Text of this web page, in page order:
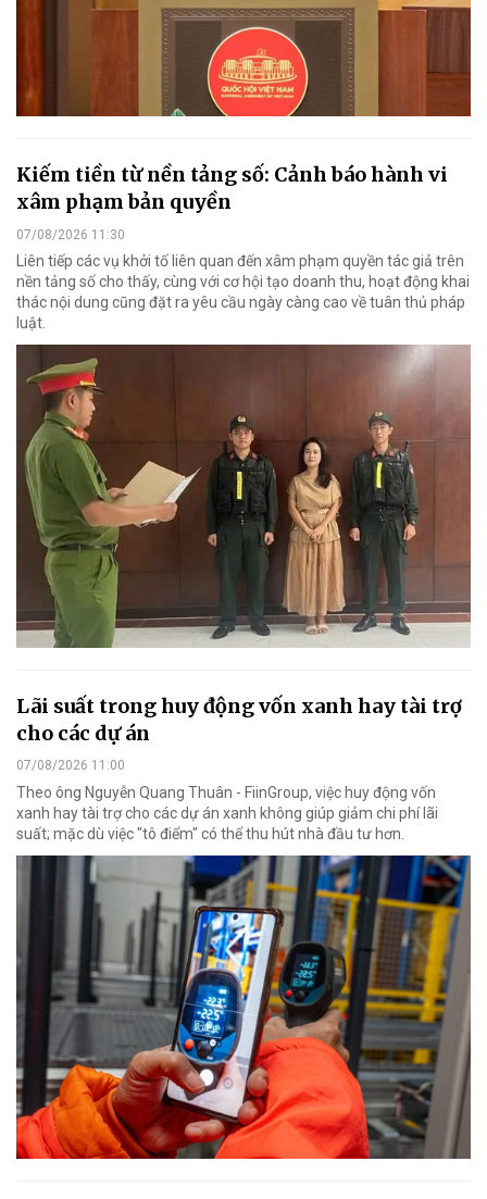
Kiếm tiền từ nền tảng số: Cảnh báo hành vi
xâm phạm bản quyền
07/08/2026 11:30
Liên tiếp các vụ khởi tố liên quan đến xâm phạm quyền tác giả trên
nền tảng số cho thấy, cùng với cơ hội tạo doanh thu, hoạt động khai
thác nội dung cũng đặt ra yêu cầu ngày càng cao về tuân thủ pháp
luật.
Lãi suất trong huy động vốn xanh hay tài trợ
cho các dự án
07/08/2026 11:00
Theo ông Nguyễn Quang Thuân - FiinGroup, việc huy động vốn
xanh hay tài trợ cho các dự án xanh không giúp giảm chi phí lãi
suất; mặc dù việc "tô điểm" có thể thu hút nhà đầu tư hơn.